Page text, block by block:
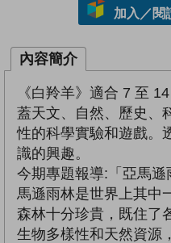
加入／閱
內容簡介
《白羚羊》適合 7 至
蓋天文、自然、歷史、
性的科學實驗和遊戲。
識的興趣。
今期專題報導:「亞馬
馬遜雨林是世界上其中
森林十分珍貴，既住了
生物多樣性和天然資源